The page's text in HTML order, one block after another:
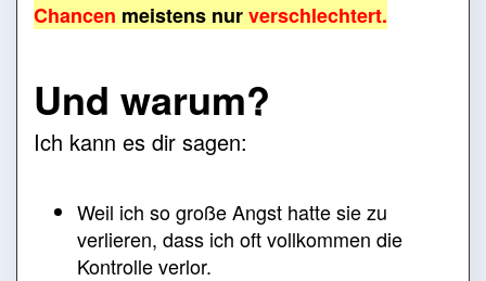
Chancen meistens nurverschlechtert.
Und warum?
Ich kann es dir sagen:
Weil ich so große Angst hatte sie zu
verlieren, dass ich oft vollkommen die
Kontrolle verlor.